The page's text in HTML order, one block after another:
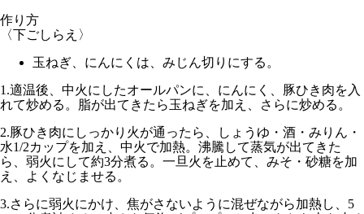
作り方
〈下ごしらえ〉
玉ねぎ、にんにくは、みじん切りにする。
1.適温後、中火にしたオールパンに、にんにく、豚ひき肉を入
れて炒める。脂が出てきたら玉ねぎを加え、さらに炒める。
2.豚ひき肉にしっかり火が通ったら、しょうゆ・酒・みりん・
水1/2カップを加え、 中火で加熱。沸騰して蒸気が出てきた
ら、 弱火にして約3分煮る。一旦火を止めて、みそ・砂糖を加
え、よくなじませる。
3.さらに弱火にかけ、焦がさないように混ぜながら加熱し、 5